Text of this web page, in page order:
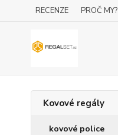
RECENZE PROČ MY?
Kovové regály
kovové police